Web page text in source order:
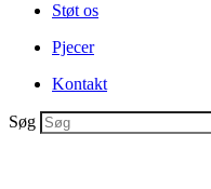
Støt os
Pjecer
Kontakt
Søg